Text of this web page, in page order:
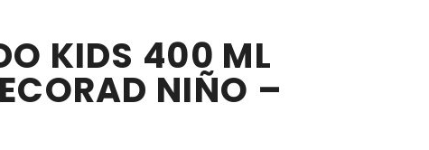
KIDS 400 ML
NIÑO –